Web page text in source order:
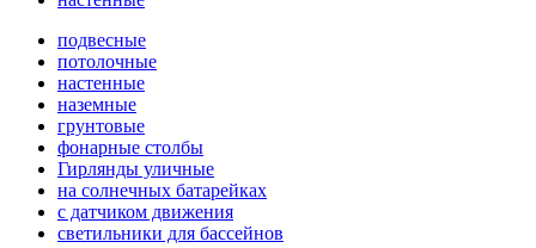
подвесные
потолочные
настенные
наземные
грунтовые
фонарные столбы
Гирлянды уличные
на солнечных батарейках
с датчиком движения
светильники для бассейнов